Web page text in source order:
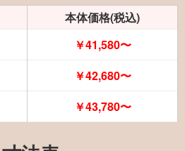
本体価格(税込)
￥41,580〜
￥42,680〜
￥43,780〜